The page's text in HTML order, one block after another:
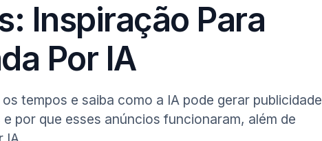
Inspiração Para
Por IA
tempos e saiba como a IA pode gerar publicidade
por que esses anúncios funcionaram, além de